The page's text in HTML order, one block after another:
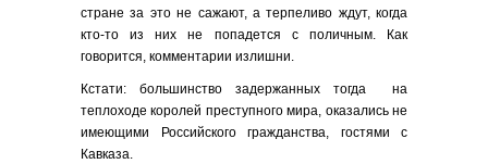
стране за это не сажают, а терпеливо ждут, когда
кто-то из них не попадется с поличным. Как
говорится, комментарии излишни.
Кстати: большинство задержанных тогда на
теплоходе королей преступного мира, оказались не
имеющими Российского гражданства, гостями с
Кавказа.